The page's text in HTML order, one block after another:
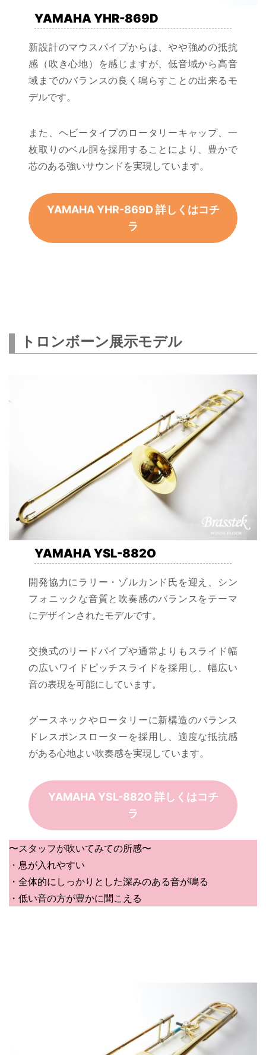
YAMAHA YHR-869D
新設計のマウスパイプからは、やや強めの抵抗
感（吹き心地）を感じますが、低音域から高音
域までのバランスの良く鳴らすことの出来るモ
デルです。
また、ヘビータイプのロータリーキャップ、一
枚取りのベル胴を採用することにより、豊かで
芯のある強いサウンドを実現しています。
YAMAHA YHR-869D 詳しくはコチ
ラ
トロンボーン展示モデル
YAMAHA YSL-882O
開発協力にラリー・ゾルカンド氏を迎え、シン
フォニックな音質と吹奏感のバランスをテーマ
にデザインされたモデルです。
交換式のリードパイプや通常よりもスライド幅
の広いワイドピッチスライドを採用し、幅広い
音の表現を可能にしています。
グースネックやロータリーに新構造のバランス
ドレスポンスローターを採用し、適度な抵抗感
がある心地よい吹奏感を実現しています。
YAMAHA YSL-882O 詳しくはコチ
ラ
〜スタッフが吹いてみての所感〜
・息が入れやすい
・全体的にしっかりとした深みのある音が鳴る
・低い音の方が豊かに聞こえる